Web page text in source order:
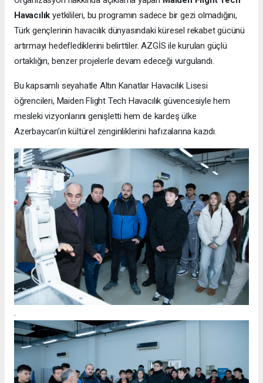
Havacılık yetkilileri, bu programın sadece bir gezi olmadığını,
Türk gençlerinin havacılık dünyasındaki küresel rekabet gücünü
artırmayı hedeflediklerini belirttiler. AZGİS ile kurulan güçlü
ortaklığın, benzer projelerle devam edeceği vurgulandı.
Bu kapsamlı seyahatle Altın Kanatlar Havacılık Lisesi
öğrencileri, Maiden Flight Tech Havacılık güvencesiyle hem
mesleki vizyonlarını genişletti hem de kardeş ülke
Azerbaycan’ın kültürel zenginliklerini hafızalarına kazıdı.
.